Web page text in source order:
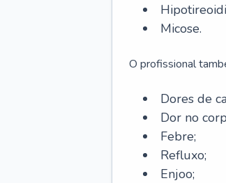
Micose.
O profissional
Dores de
Dor no
Febre;
Refluxo;
Enjoo;